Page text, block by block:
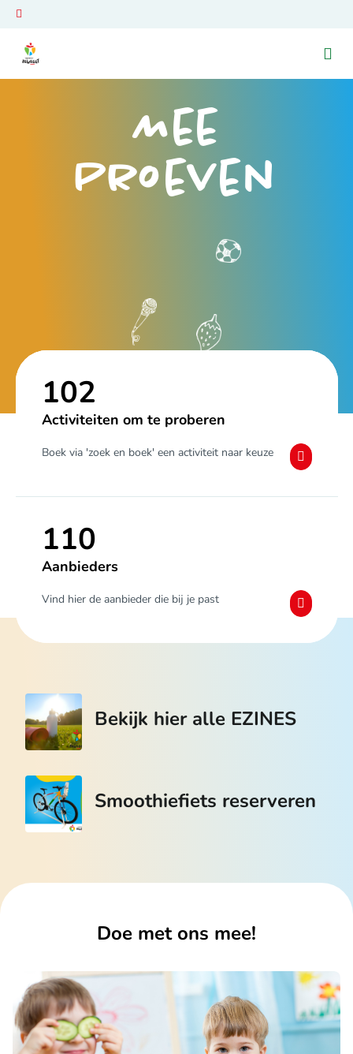
Ga naar de homepage van Venray Beweegt
Mee
Proeven
102
Activiteiten om te proberen
Boek via 'zoek en boek' een activiteit naar keuze
110
Aanbieders
Vind hier de aanbieder die bij je past
Bekijk hier alle EZINES
Smoothiefiets reserveren
Doe met ons mee!